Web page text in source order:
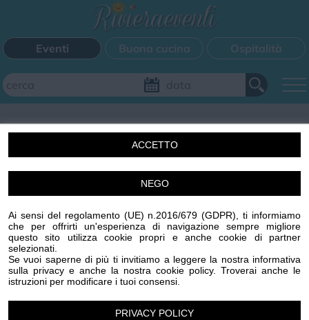
ACCETTO
NEGO
Ai sensi del regolamento (UE) n.2016/679 (GDPR), ti informiamo
che per offrirti un'esperienza di navigazione sempre migliore
questo sito utilizza cookie propri e anche cookie di partner
selezionati.
Se vuoi saperne di più ti invitiamo a leggere la nostra informativa
sulla privacy e anche la nostra cookie policy. Troverai anche le
istruzioni per modificare i tuoi consensi.
PRIVACY POLICY
Eventi Buona cucina Ospitalità
Aggiungi il tuo evento
FILTRI EVENTI
CATEGORIE EVENTI
BimbiCinemaCorsiCucina
MercatiniMusicaSagraSpettacoloSport
Un'idea di Centro Stampa Offset s.r.l. Imperia (IM) p.iva
00329410088 R.E.A. 65959 CCIAA IMPERIA
www.centrostampaoffset.it con la gentile collaborazione
di Grafiche Amadeo s.r.l. www.graficheamadeo.com
Privacy policy Cookie policyGestisci cookieCondizioni
Powered byCentro Stampa Offset
Image attributes